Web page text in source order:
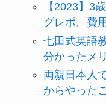
【2023】3
グレポ。費
七田式英語
分かったメ
両親日本人
からやった